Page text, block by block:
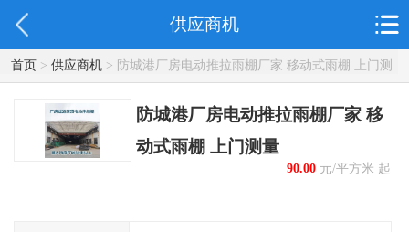
供应商机
首页> 供应商机> 防城港厂房电动推拉雨棚厂家 移动式雨棚 上门测
量
防城港厂房电动推拉雨棚厂家 移
动式雨棚 上门测量
90.00元/平方米 起